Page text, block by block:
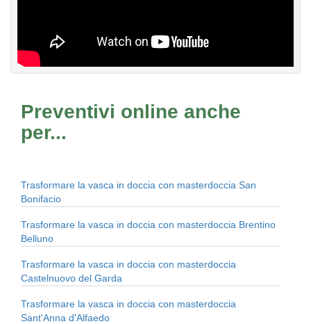
Preventivi online anche
per...
Trasformare la vasca in doccia con masterdoccia San
Bonifacio
Trasformare la vasca in doccia con masterdoccia Brentino
Belluno
Trasformare la vasca in doccia con masterdoccia
Castelnuovo del Garda
Trasformare la vasca in doccia con masterdoccia
Sant'Anna d'Alfaedo